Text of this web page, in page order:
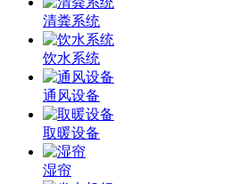
清粪系统
饮水系统
通风设备
取暖设备
湿帘